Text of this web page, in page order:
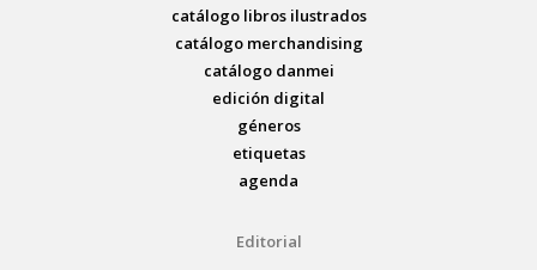
catálogo libros ilustrados
catálogo merchandising
catálogo danmei
edición digital
géneros
etiquetas
agenda
Editorial